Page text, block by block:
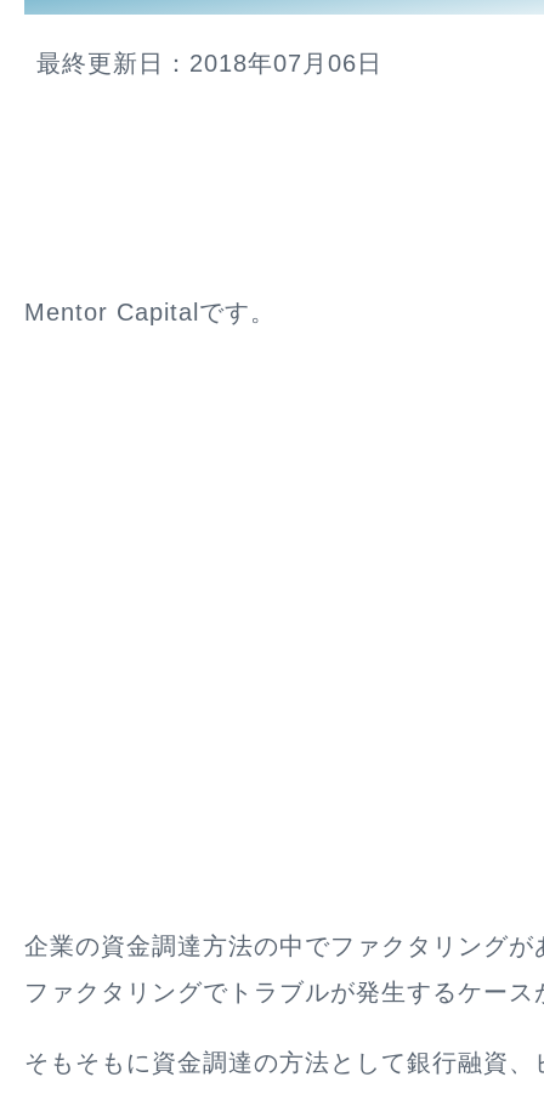
最終更新日：2018年07月06日
Mentor Capitalです。
企業の資金調達方法の中でファクタリングが
ファクタリングでトラブルが発生するケース
そもそもに資金調達の方法として銀行融資、